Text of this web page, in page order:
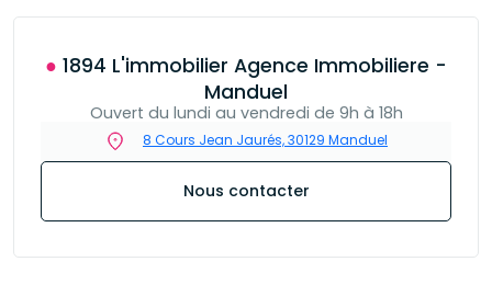
● 1894 L'immobilier Agence Immobiliere -
Manduel
Ouvert du lundi au vendredi de 9h à 18h
8 Cours Jean Jaurés, 30129 Manduel
Nous contacter